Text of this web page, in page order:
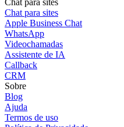
Chat para sites
Chat para sites
Apple Business Chat
WhatsApp
Videochamadas
Assistente de IA
Callback
CRM
Sobre
Blog
Ajuda
Termos de uso